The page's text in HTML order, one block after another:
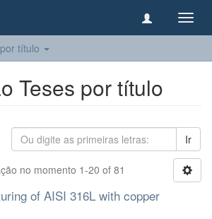
título
Teses por título
Ir
no momento 1-20 of 81
of AISI 316L with copper